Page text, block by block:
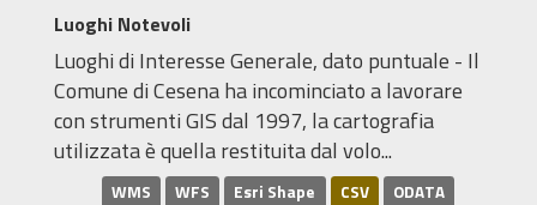
Luoghi Notevoli
Luoghi di Interesse Generale, dato puntuale - Il
Comune di Cesena ha incominciato a lavorare
con strumenti GIS dal 1997, la cartografia
utilizzata è quella restituita dal volo...
WMS WFS Esri Shape CSV ODATA